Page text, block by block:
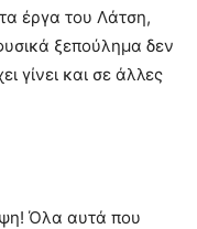
έργα του Λάτση,
ξεπούλημα δεν
γίνει και σε άλλες
Όλα αυτά που